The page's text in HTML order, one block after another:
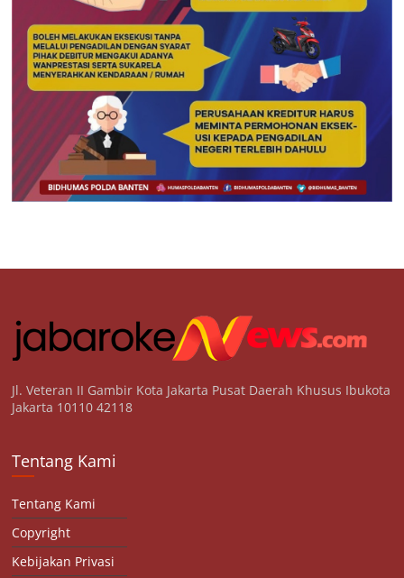
Jl. Veteran II Gambir Kota Jakarta Pusat Daerah Khusus Ibukota
Jakarta 10110 42118
Tentang Kami
Tentang Kami
Copyright
Kebijakan Privasi